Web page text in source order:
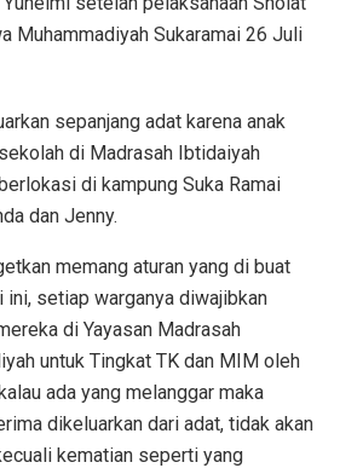
Muhammadiyah Sukaramai 26 Juli
sepanjang adat karena anak
di Madrasah Ibtidaiyah
di kampung Suka Ramai
dan Jenny.
memang aturan yang di buat
ini, setiap warganya diwajibkan
di Yayasan Madrasah
untuk Tingkat TK dan MIM oleh
ada yang melanggar maka
dikeluarkan dari adat, tidak akan
kematian seperti yang